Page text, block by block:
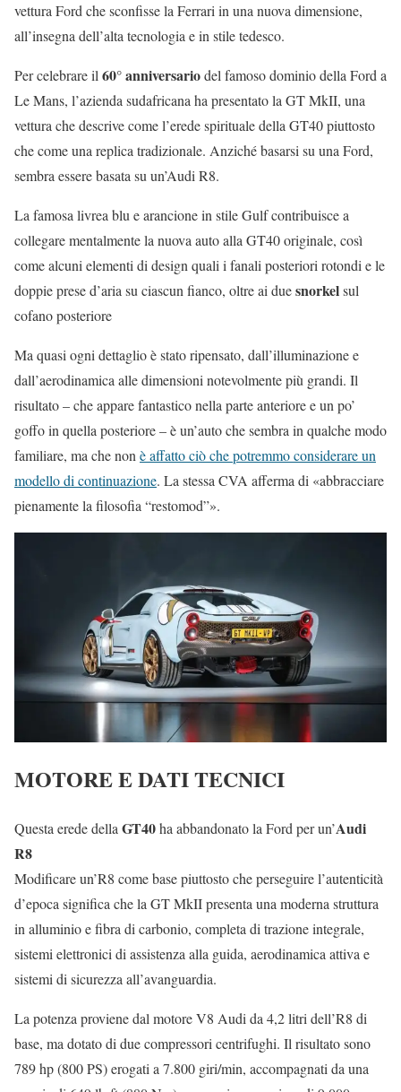
vettura Ford che sconfisse la Ferrari in una nuova dimensione,
all’insegna dell’alta tecnologia e in stile tedesco.
Per celebrare il60° anniversariodel famoso dominio della Ford a
Le Mans, l’azienda sudafricana ha presentato la GT MkII, una
vettura che descrive come l’erede spirituale della GT40 piuttosto
che come una replica tradizionale. Anziché basarsi su una Ford,
sembra essere basata su un’Audi R8.
La famosa livrea blu e arancione in stile Gulf contribuisce a
collegare mentalmente la nuova auto alla GT40 originale, così
come alcuni elementi di design quali i fanali posteriori rotondi e le
doppie prese d’aria su ciascun fianco, oltre ai duesnorkelsul
cofano posteriore
Ma quasi ogni dettaglio è stato ripensato, dall’illuminazione e
dall’aerodinamica alle dimensioni notevolmente più grandi. Il
risultato – che appare fantastico nella parte anteriore e un po’
goffo in quella posteriore – è un’auto che sembra in qualche modo
familiare, ma che nonè affatto ciò che potremmo considerare un
modello di continuazione. La stessa CVA afferma di «abbracciare
pienamente la filosofia “restomod”».
MOTORE E DATI TECNICI
Questa erede della GT40ha abbandonato la Ford per un’Audi
R8
Modificare un’R8 come base piuttosto che perseguire l’autenticità
d’epoca significa che la GT MkII presenta una moderna struttura
in alluminio e fibra di carbonio, completa di trazione integrale,
sistemi elettronici di assistenza alla guida, aerodinamica attiva e
sistemi di sicurezza all’avanguardia.
La potenza proviene dal motore V8 Audi da 4,2 litri dell’R8 di
base, ma dotato di due compressori centrifughi. Il risultato sono
789 hp (800 PS) erogati a 7.800 giri/min, accompagnati da una